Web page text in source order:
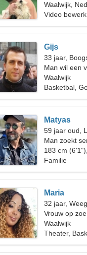
Waalwijk,
Video
Gijs
33 jaar,
Man wil een
Waalwijk
Basketbal,
Matyas
59 jaar oud,
Man zoekt
183 cm
Familie
Maria
32 jaar,
Vrouw op
Waalwijk
Theater,